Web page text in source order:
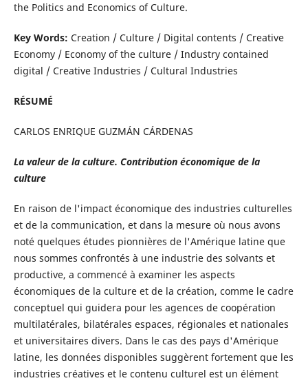
the Politics and Economics of Culture.
Key Words: Creation / Culture / Digital contents / Creative
Economy / Economy of the culture / Industry contained
digital / Creative Industries / Cultural Industries
RÉSUMÉ
CARLOS ENRIQUE GUZMÁN CÁRDENAS
La valeurde la culture. Contribution économique de la
culture
En raison de l'impact économique des industries culturelles
et de la communication, et dans la mesure où nous avons
noté quelques études pionnières de l'Amérique latine que
nous sommes confrontés à une industrie des solvants et
productive, a commencé à examiner les aspects
économiques de la culture et de la création, comme le cadre
conceptuel qui guidera pour les agences de coopération
multilatérales, bilatérales espaces, régionales et nationales
et universitaires divers. Dans le cas des pays d'Amérique
latine, les données disponibles suggèrent fortement que les
industries créatives et le contenu culturel est un élément